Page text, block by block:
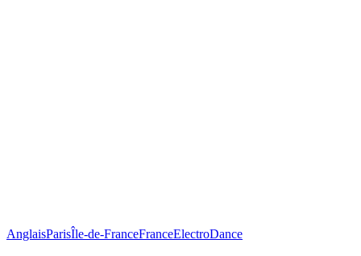
AnglaisParisÎle-de-FranceFranceElectroDance